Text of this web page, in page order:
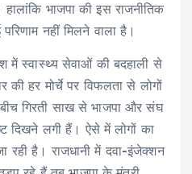
भाजपा की इस राजनीतिक
नहीं मिलने वाला है।
में स्वास्थ्य सेवाओं की बदहाली से
हर मोर्चे पर विफलता से लोगों
गिरती साख से भाजपा और संघ
दिखने लगी हैं। ऐसे में लोगों का
रही है। राजधानी में दवा-इंजेक्शन